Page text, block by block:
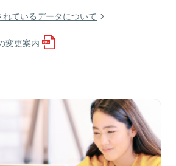
ているデータについて
変更案内